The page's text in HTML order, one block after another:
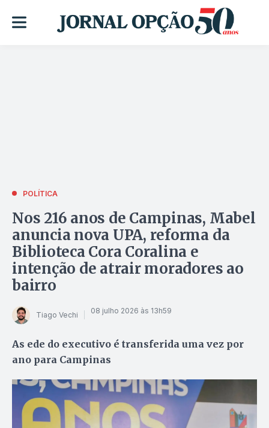
POLÍTICA
Nos 216 anos de Campinas, Mabel
anuncia nova UPA, reforma da
Biblioteca Cora Coralina e
intenção de atrair moradores ao
bairro
Tiago Vechi 08 julho 2026 às 13h59
As ede do executivo é transferida uma vez por
ano para Campinas